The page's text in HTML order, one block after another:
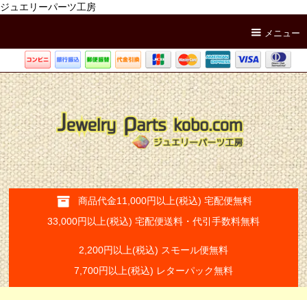
ジュエリーパーツ工房
メニュー
商品代金11,000円以上(税込) 宅配便無料
33,000円以上(税込) 宅配便送料・代引手数料無料
2,200円以上(税込) スモール便無料
7,700円以上(税込) レターパック無料